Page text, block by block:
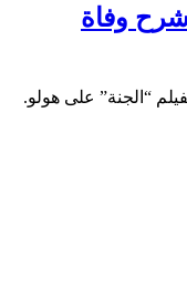
النهاية: شرح وفاة
“الجنة” على هولو.